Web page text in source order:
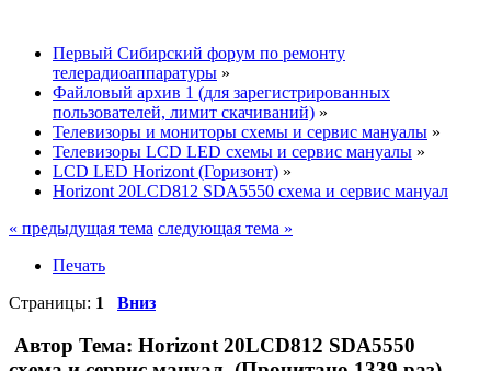
Первый Сибирский форум по ремонту
телерадиоаппаратуры »
Файловый архив 1 (для зарегистрированных
пользователей, лимит скачиваний) »
Телевизоры и мониторы схемы и сервис мануалы »
Телевизоры LCD LED схемы и сервис мануалы »
LCD LED Horizont (Горизонт) »
Horizont 20LCD812 SDA5550 схема и сервис мануал
« предыдущая тема следующая тема »
Печать
Страницы: 1 Вниз
Автор Тема: Horizont 20LCD812 SDA5550